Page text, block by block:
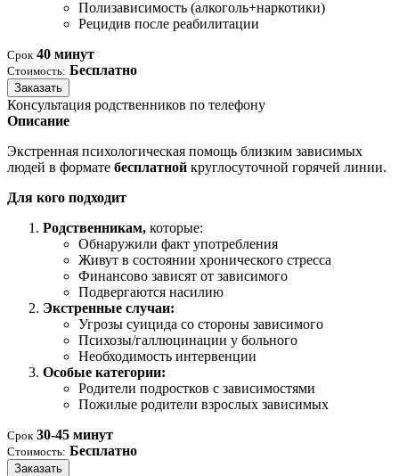
Полизависимость (алкоголь+наркотики)
Рецидив после реабилитации
Срок 40 минут
Стоимость: Бесплатно
Заказать
Консультация родственников по телефону
Описание
Экстренная психологическая помощь близким зависимых
людей в формате бесплатной круглосуточной горячей линии.
Для кого подходит
Родственникам, которые:
Обнаружили факт употребления
Живут в состоянии хронического стресса
Финансово зависят от зависимого
Подвергаются насилию
Экстренные случаи:
Угрозы суицида со стороны зависимого
Психозы/галлюцинации у больного
Необходимость интервенции
Особые категории:
Родители подростков с зависимостями
Пожилые родители взрослых зависимых
Срок 30-45 минут
Стоимость: Бесплатно
Заказать